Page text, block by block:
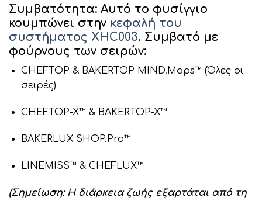
Συμβατότητα: Αυτό το φυσίγγιο
κουμπώνει στην κεφαλή του
συστήματος XHC003. Συμβατό με
φούρνους των σειρών:
CHEFTOP & BAKERTOP MIND.Maps™ (Όλες οι
σειρές)
CHEFTOP-X™ & BAKERTOP-X™
BAKERLUX SHOP.Pro™
LINEMISS™ & CHEFLUX™
(Σημείωση: Η διάρκεια ζωής εξαρτάται από τη